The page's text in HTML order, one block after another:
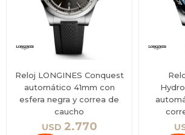
Reloj LONGINES Conquest
automático 41mm con
esfera negra y correa de
caucho
USD 2.770